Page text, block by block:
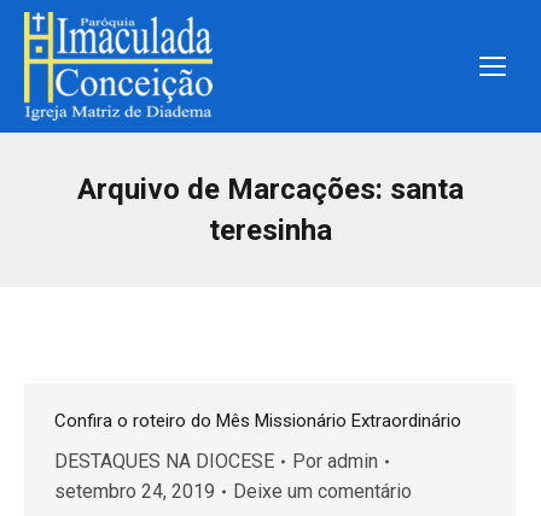
Arquivo de Marcações: santa
teresinha
Confira o roteiro do Mês Missionário Extraordinário
DESTAQUES NA DIOCESE Por admin
setembro 24, 2019
Deixe um comentário